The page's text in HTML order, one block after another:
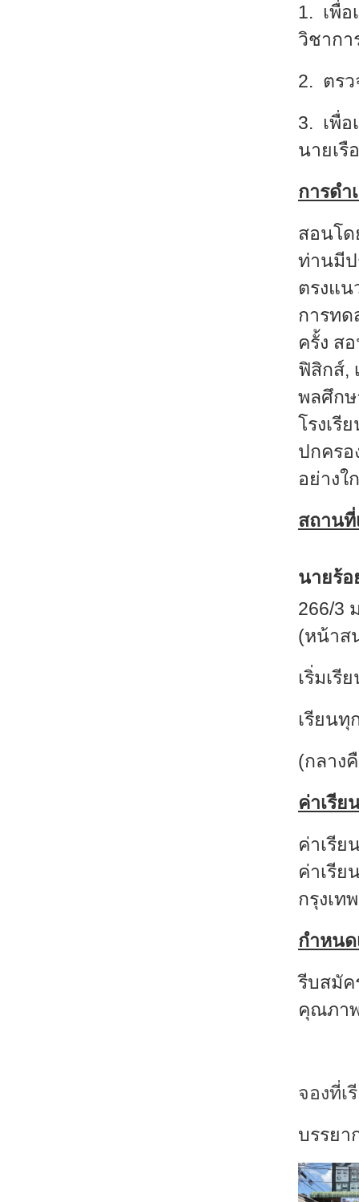
1. เพื่
วิชากา
2. ตร
3. เพื่อ
นายเรื
การดำ
สอนโด
ท่านมี
ตรงแน
การทด
ครั้ง ส
ฟิสิกส์,
พลศึกษ
โรงเรี
ปกครอ
อย่างใ
สถานที่
นายร้อ
266/3
(หน้าส
เริ่มเรี
เรียนทุ
(กลาง
ค่าเรีย
ค่าเรีย
ค่าเรีย
กรุงเท
กำหน
รีบสมัค
คุณภา
จองที่เ
บรรยา